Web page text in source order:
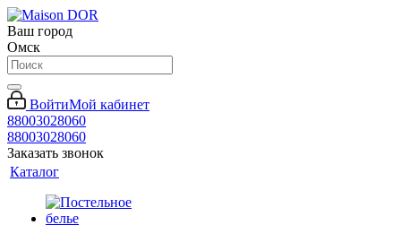
Ваш город
Омск
ВойтиМой кабинет
88003028060
88003028060
Заказать звонок
Каталог